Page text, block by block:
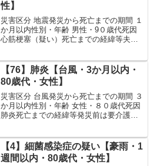
性】
災害区分 地震発災から死亡までの期間 １
か月以内性別・年齢 男性・9０歳代死因
心筋梗塞（疑い）死亡までの経緯等夫婦
復旧していたが、断水は続き不自由な生
活を送っていた。...
【76】肺炎【台風・3か月以内・
80歳代・女性】
災害区分 台風発災から死亡までの期間 ３
か月以内性別・年齢 女性・８０歳代死因
肺炎死亡までの経緯等発災前は要介護認
は問題なくできていた。また、高血圧の
ため服薬治療を行...
【4】細菌感染症の疑い【豪雨・1
週間以内・80歳代・女性】